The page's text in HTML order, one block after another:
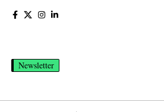
Newsletter